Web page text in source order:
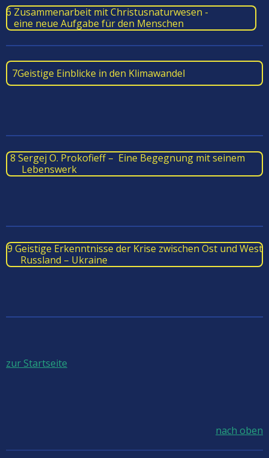
6 Zusammenarbeit mit Christusnaturwesen -
eine neue Aufgabe für den Menschen
7Geistige Einblicke in den Klimawandel
8 Sergej O. Prokofieff – Eine Begegnung mit seinem
Lebenswerk
9 Geistige Erkenntnisse der Krise zwischen Ost und West
Russland – Ukraine
zur Startseite
nach oben